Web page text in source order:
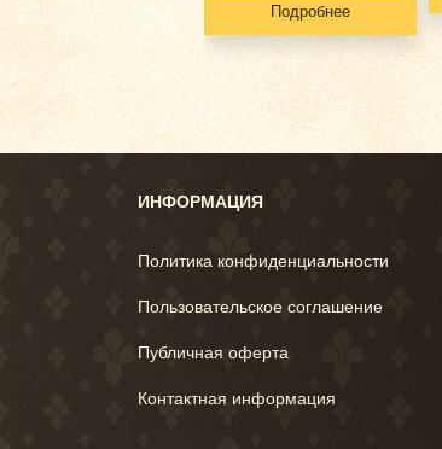
Подробнее
ИНФОРМАЦИЯ
Политика конфиденциальности
Пользовательское соглашение
Публичная оферта
Контактная информация